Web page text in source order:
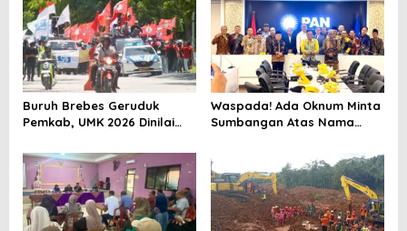
Buruh Brebes Geruduk
Pemkab, UMK 2026 Dinilai
Waspada! Ada Oknum Minta
Sumbangan Atas Nama